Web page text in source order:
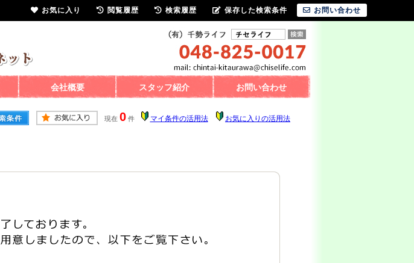
会社概要 スタッフ紹介 お問い合わせ
現在 0 件 マイ条件の活用法 お気に入りの活用法
お気に入り 閲覧履歴 検索履歴 保存した検索条件 お問い合わせ